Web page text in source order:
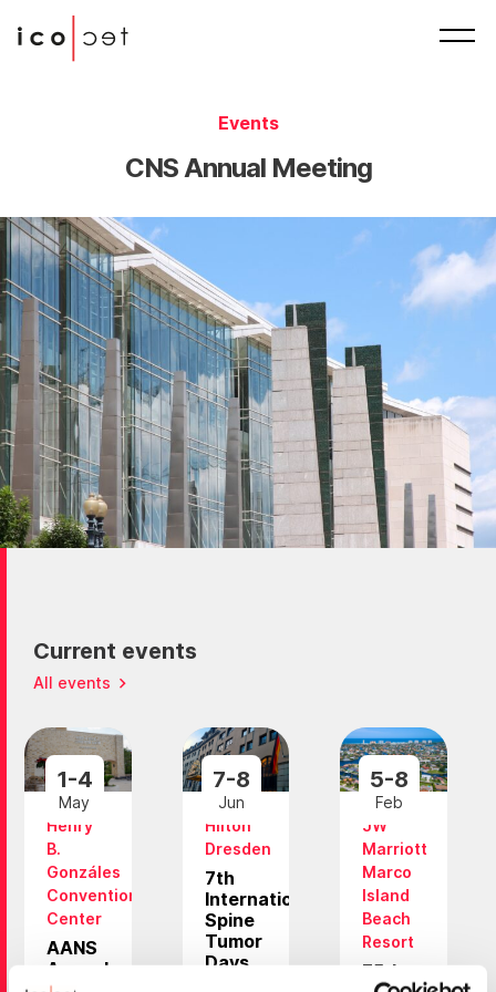
Events
CNS Annual Meeting
Current events
All events
1-4
May
Henry
B.
Gonzáles
Convention
Center
AANS
Annual
7-8
Jun
Hilton
Dresden
7th
International
Spine
Tumor
Days
5-8
Feb
JW
Marriott
Marco
Island
Beach
Resort
75th